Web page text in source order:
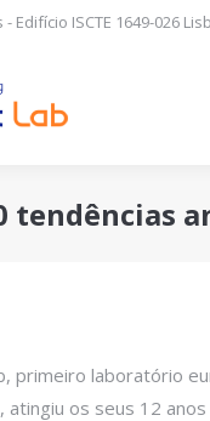
Edifício ISCTE 1649-026
tendências
primeiro laboratório
atingiu os seus 12